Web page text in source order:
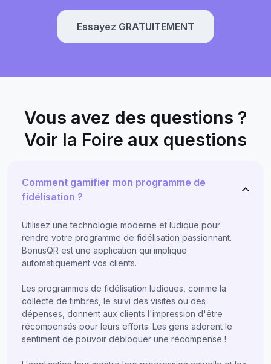
Essayez GRATUITEMENT
Vous avez des questions ?
Voir la Foire aux questions
Comment gamifier mon programme de
fidélisation ?
Utilisez une technologie moderne et ludique pour
rendre votre programme de fidélisation passionnant.
BonusQR est une application qui implique
automatiquement vos clients.
Les programmes de fidélisation ludiques, comme la
collecte de timbres, le suivi des visites ou des
dépenses, donnent aux clients l'impression d'être
récompensés pour leurs efforts. Les gens adorent le
sentiment de pouvoir débloquer une récompense !